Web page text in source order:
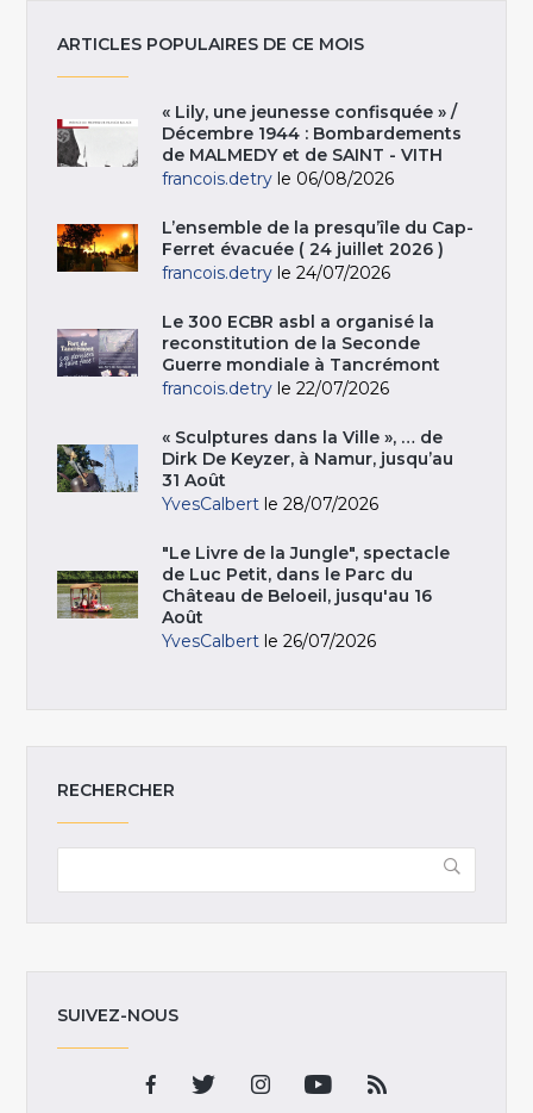
ARTICLES POPULAIRES DE CE MOIS
« Lily, une jeunesse confisquée » /
Décembre 1944 : Bombardements
de MALMEDY et de SAINT - VITH
francois.detry le 06/08/2026
L’ensemble de la presqu’île du Cap-
Ferret évacuée ( 24 juillet 2026 )
francois.detry le 24/07/2026
Le 300 ECBR asbl a organisé la
reconstitution de la Seconde
Guerre mondiale à Tancrémont
francois.detry le 22/07/2026
« Sculptures dans la Ville », … de
Dirk De Keyzer, à Namur, jusqu’au
31 Août
YvesCalbert le 28/07/2026
"Le Livre de la Jungle", spectacle
de Luc Petit, dans le Parc du
Château de Beloeil, jusqu'au 16
Août
YvesCalbert le 26/07/2026
RECHERCHER
SUIVEZ-NOUS